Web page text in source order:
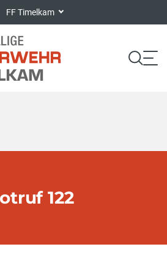
FF Timelkam
122